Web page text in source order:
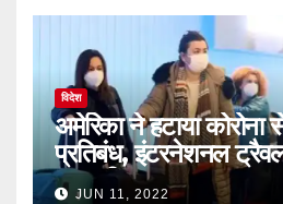
विदेश
अमेरिका ने हटाया
प्रतिबंध, इंटरनेशनल
आसानी
JUN 11, 2022